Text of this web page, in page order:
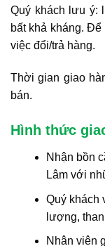
Quý khách lưu ý:
bất khả kháng.
việc đổi/trả hàng.
Thời gian giao
bán.
Hình thức
Nhận bồn
Lâm với
Quý khách
lượng,
Nhân viên